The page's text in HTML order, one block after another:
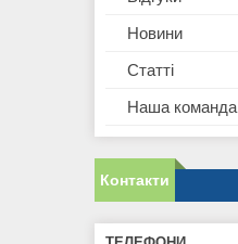
Новини
Статті
Наша команда
Контакти